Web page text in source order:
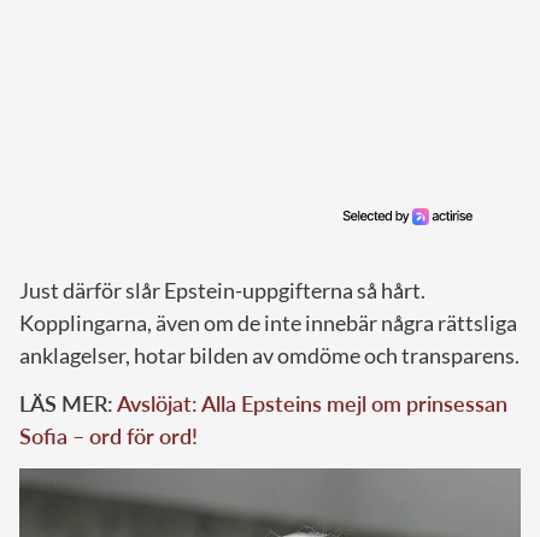
Just därför slår Epstein-uppgifterna så hårt.
Kopplingarna, även om de inte innebär några rättsliga
anklagelser, hotar bilden av omdöme och transparens.
LÄS MER:Avslöjat: Alla Epsteins mejl om prinsessan
Sofia – ord för ord!